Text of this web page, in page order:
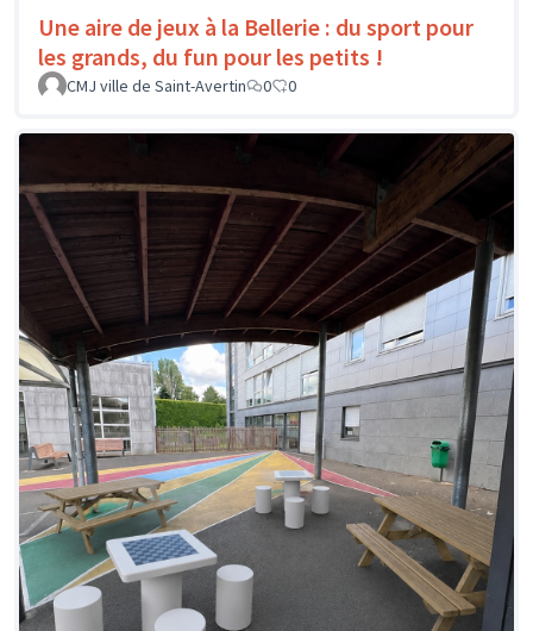
Une aire de jeux à la Bellerie : du sport pour
les grands, du fun pour les petits !
CMJ ville de Saint-Avertin 0 0